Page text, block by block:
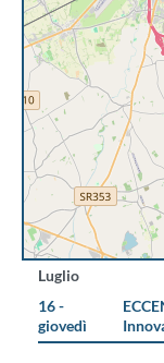
Luglio
16 -
giovedì